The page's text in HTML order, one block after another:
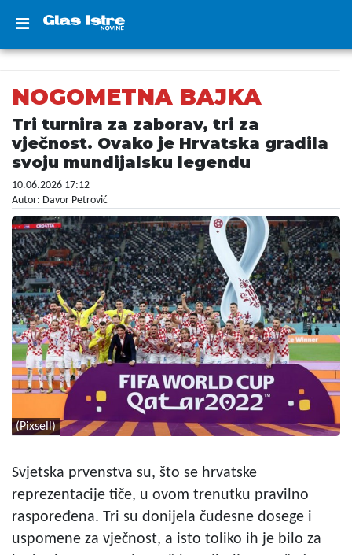
NOGOMETNA BAJKA
Tri turnira za zaborav, tri za
vječnost. Ovako je Hrvatska gradila
svoju mundijalsku legendu
10.06.2026 17:12
Autor: Davor Petrović
(Pixsell)
Svjetska prvenstva su, što se hrvatske
reprezentacije tiče, u ovom trenutku pravilno
raspoređena. Tri su donijela čudesne dosege i
uspomene za vječnost, a isto toliko ih je bilo za